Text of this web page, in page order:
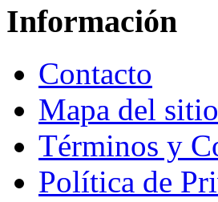
Información
Contacto
Mapa del sitio
Términos y
Política de